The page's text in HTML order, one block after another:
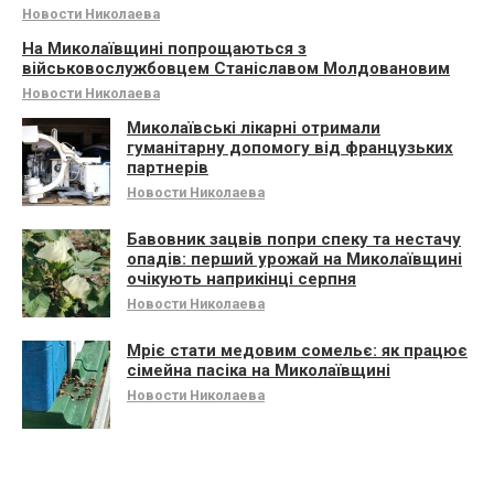
Новости Николаева
На Миколаївщині попрощаються з
військовослужбовцем Станіславом Молдовановим
Новости Николаева
Миколаївські лікарні отримали
гуманітарну допомогу від французьких
партнерів
Новости Николаева
Бавовник зацвів попри спеку та нестачу
опадів: перший урожай на Миколаївщині
очікують наприкінці серпня
Новости Николаева
Мріє стати медовим сомельє: як працює
сімейна пасіка на Миколаївщині
Новости Николаева